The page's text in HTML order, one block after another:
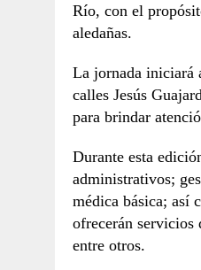
Río, con el
aledañas.
La jornada iniciará
calles Jesús
para brindar
Durante esta
administrativos;
médica básica; así
ofrecerán servicios
entre otros.